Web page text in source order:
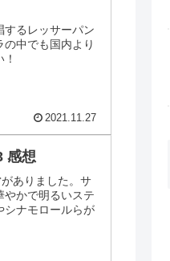
するレッサーパン
中でも国内より
2021.11.27
感想
ありました。サ
やかで明るいステ
シナモロールらが